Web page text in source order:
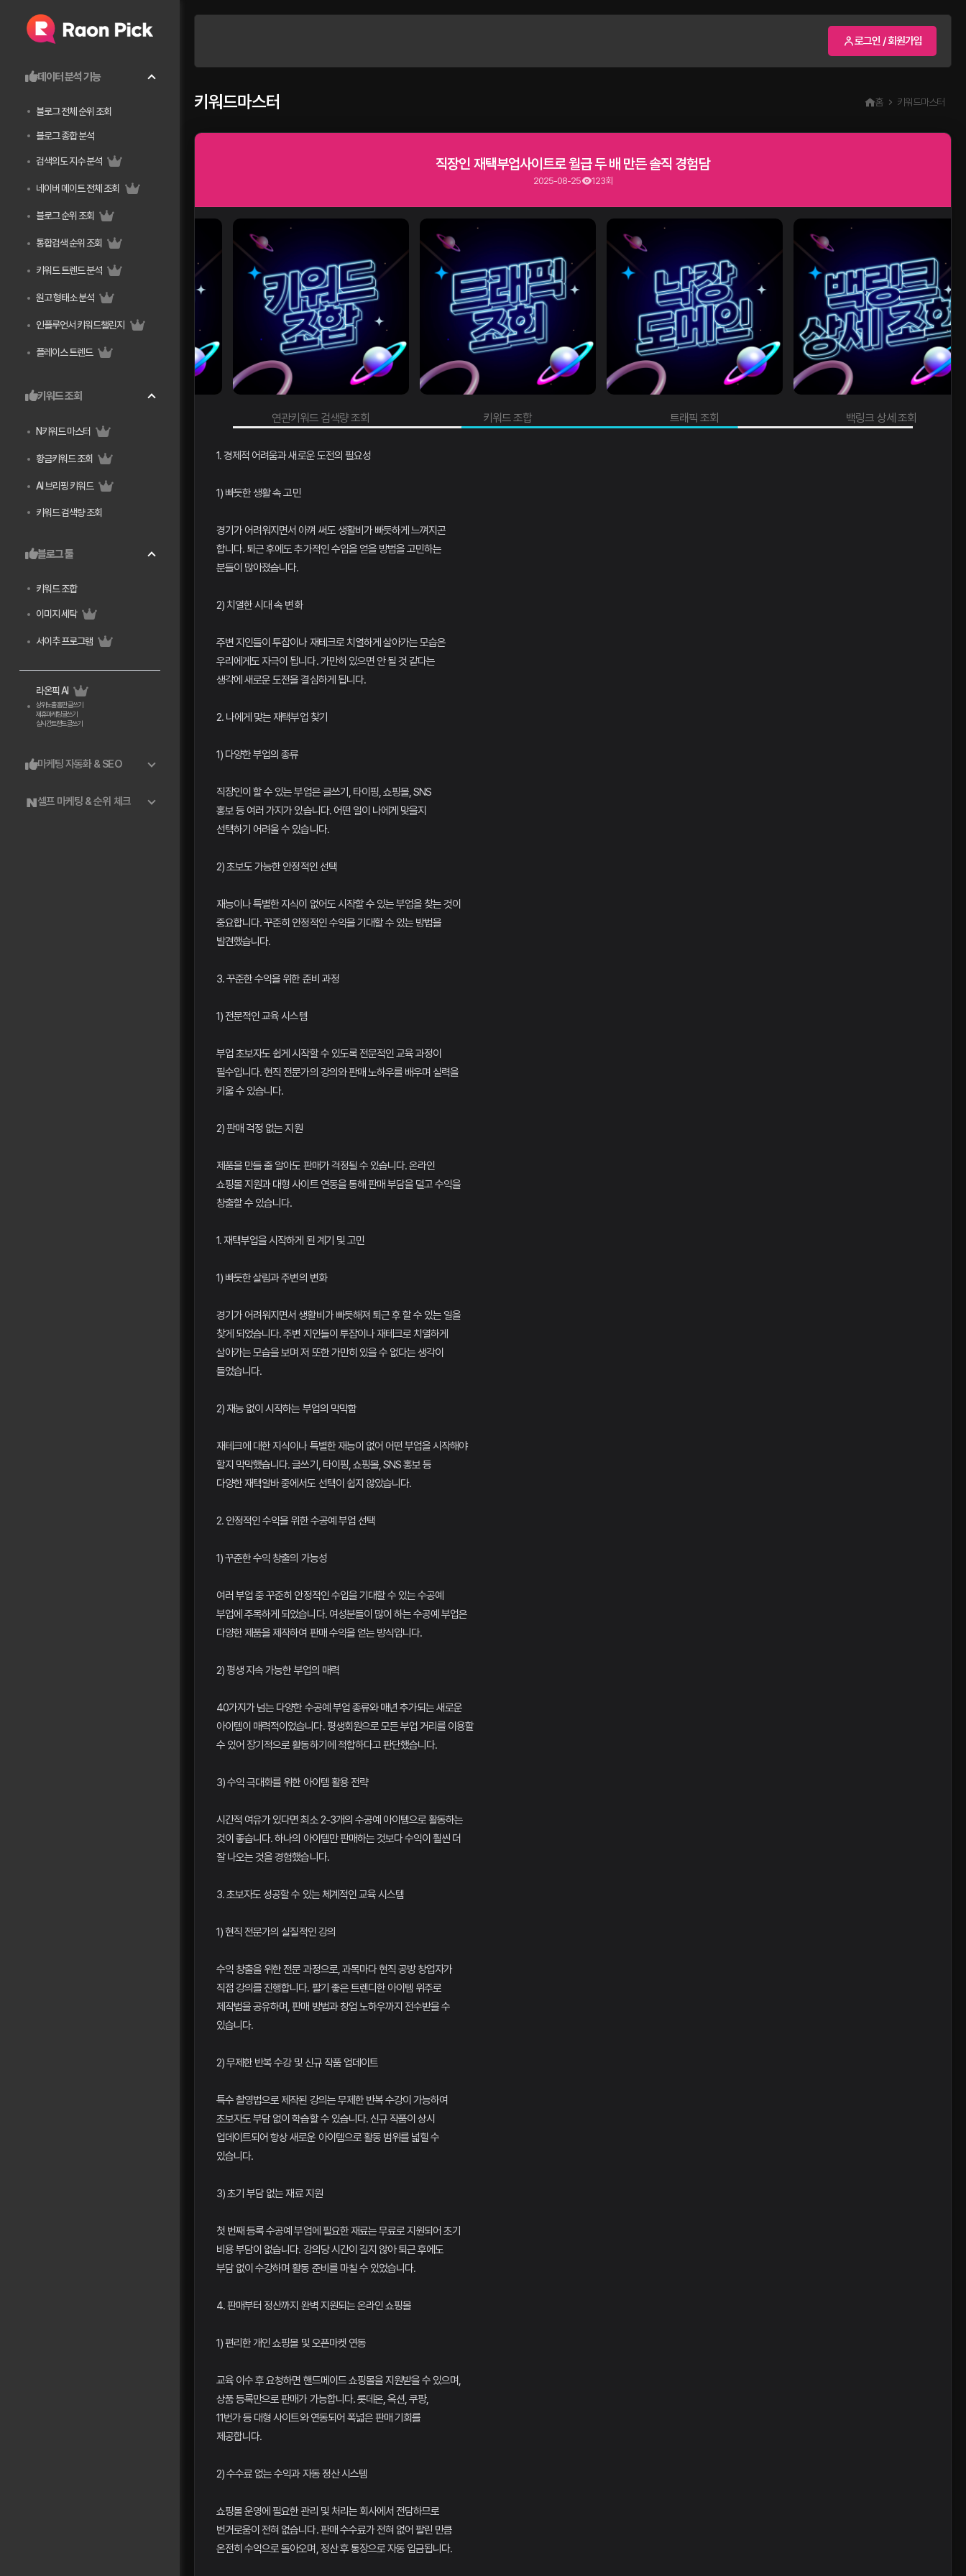
데이터 분석 기능
블로그 전체 순위 조회
블로그 종합 분석
검색의도 지수 분석
네이버 메이트 전체 조회
블로그 순위 조회
통합검색 순위 조회
키워드 트렌드 분석
원고 형태소 분석
인플루언서 키워드챌린지
플레이스 트렌드
키워드 조회
N키워드 마스터
황금키워드 조회
AI 브리핑 키워드
키워드 검색량 조회
블로그 툴
키워드 조합
이미지 세탁
서이추 프로그램
라온픽 AI
상위노출 홈판 글쓰기
제휴마케팅 글쓰기
실시간트랜드 글쓰기
마케팅 자동화 & SEO
셀프 마케팅 & 순위 체크
로그인 / 회원가입
키워드마스터 홈 키워드마스터
직장인 재택부업사이트로 월급 두 배 만든 솔직 경험담
2025-08-25 123회
연관키워드 검색량 조회 키워드 조합 트래픽 조회 백링크 상세 조회
1. 경제적 어려움과 새로운 도전의 필요성
1) 빠듯한 생활 속 고민
경기가 어려워지면서 아껴 써도 생활비가 빠듯하게 느껴지곤
합니다. 퇴근 후에도 추가적인 수입을 얻을 방법을 고민하는
분들이 많아졌습니다.
2) 치열한 시대 속 변화
주변 지인들이 투잡이나 재테크로 치열하게 살아가는 모습은
우리에게도 자극이 됩니다. 가만히 있으면 안 될 것 같다는
생각에 새로운 도전을 결심하게 됩니다.
2. 나에게 맞는 재택부업 찾기
1) 다양한 부업의 종류
직장인이 할 수 있는 부업은 글쓰기, 타이핑, 쇼핑몰, SNS
홍보 등 여러 가지가 있습니다. 어떤 일이 나에게 맞을지
선택하기 어려울 수 있습니다.
2) 초보도 가능한 안정적인 선택
재능이나 특별한 지식이 없어도 시작할 수 있는 부업을 찾는 것이
중요합니다. 꾸준히 안정적인 수익을 기대할 수 있는 방법을
발견했습니다.
3. 꾸준한 수익을 위한 준비 과정
1) 전문적인 교육 시스템
부업 초보자도 쉽게 시작할 수 있도록 전문적인 교육 과정이
필수입니다. 현직 전문가의 강의와 판매 노하우를 배우며 실력을
키울 수 있습니다.
2) 판매 걱정 없는 지원
제품을 만들 줄 알아도 판매가 걱정될 수 있습니다. 온라인
쇼핑몰 지원과 대형 사이트 연동을 통해 판매 부담을 덜고 수익을
창출할 수 있습니다.
1. 재택부업을 시작하게 된 계기 및 고민
1) 빠듯한 살림과 주변의 변화
경기가 어려워지면서 생활비가 빠듯해져 퇴근 후 할 수 있는 일을
찾게 되었습니다. 주변 지인들이 투잡이나 재테크로 치열하게
살아가는 모습을 보며 저 또한 가만히 있을 수 없다는 생각이
들었습니다.
2) 재능 없이 시작하는 부업의 막막함
재테크에 대한 지식이나 특별한 재능이 없어 어떤 부업을 시작해야
할지 막막했습니다. 글쓰기, 타이핑, 쇼핑몰, SNS 홍보 등
다양한 재택알바 중에서도 선택이 쉽지 않았습니다.
2. 안정적인 수익을 위한 수공예 부업 선택
1) 꾸준한 수익 창출의 가능성
여러 부업 중 꾸준히 안정적인 수입을 기대할 수 있는 수공예
부업에 주목하게 되었습니다. 여성분들이 많이 하는 수공예 부업은
다양한 제품을 제작하여 판매 수익을 얻는 방식입니다.
2) 평생 지속 가능한 부업의 매력
40가지가 넘는 다양한 수공예 부업 종류와 매년 추가되는 새로운
아이템이 매력적이었습니다. 평생회원으로 모든 부업 거리를 이용할
수 있어 장기적으로 활동하기에 적합하다고 판단했습니다.
3) 수익 극대화를 위한 아이템 활용 전략
시간적 여유가 있다면 최소 2-3개의 수공예 아이템으로 활동하는
것이 좋습니다. 하나의 아이템만 판매하는 것보다 수익이 훨씬 더
잘 나오는 것을 경험했습니다.
3. 초보자도 성공할 수 있는 체계적인 교육 시스템
1) 현직 전문가의 실질적인 강의
수익 창출을 위한 전문 과정으로, 과목마다 현직 공방 창업자가
직접 강의를 진행합니다. 팔기 좋은 트렌디한 아이템 위주로
제작법을 공유하며, 판매 방법과 창업 노하우까지 전수받을 수
있습니다.
2) 무제한 반복 수강 및 신규 작품 업데이트
특수 촬영법으로 제작된 강의는 무제한 반복 수강이 가능하여
초보자도 부담 없이 학습할 수 있습니다. 신규 작품이 상시
업데이트되어 항상 새로운 아이템으로 활동 범위를 넓힐 수
있습니다.
3) 초기 부담 없는 재료 지원
첫 번째 등록 수공예 부업에 필요한 재료는 무료로 지원되어 초기
비용 부담이 없습니다. 강의당 시간이 길지 않아 퇴근 후에도
부담 없이 수강하며 활동 준비를 마칠 수 있었습니다.
4. 판매부터 정산까지 완벽 지원되는 온라인 쇼핑몰
1) 편리한 개인 쇼핑몰 및 오픈마켓 연동
교육 이수 후 요청하면 핸드메이드 쇼핑몰을 지원받을 수 있으며,
상품 등록만으로 판매가 가능합니다. 롯데온, 옥션, 쿠팡,
11번가 등 대형 사이트와 연동되어 폭넓은 판매 기회를
제공합니다.
2) 수수료 없는 수익과 자동 정산 시스템
쇼핑몰 운영에 필요한 관리 및 처리는 회사에서 전담하므로
번거로움이 전혀 없습니다. 판매 수수료가 전혀 없어 팔린 만큼
온전히 수익으로 돌아오며, 정산 후 통장으로 자동 입금됩니다.